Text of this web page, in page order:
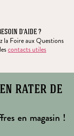
D’AIDE ?
la Foire aux Questions
contacts utiles
rater de
en magasin !